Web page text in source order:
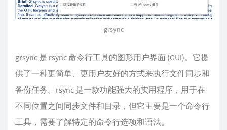
grsync
grsync 是 rsync 命令行工具的图形用户界面 (GUI)。它提
供了一种更简单、更用户友好的方式来执行文件同步和
备份任务。rsync 是一款功能强大的实用程序，用于在
不同位置之间同步文件和目录，但它主要是一个命令行
工具，需要了解特定的命令行选项和语法。